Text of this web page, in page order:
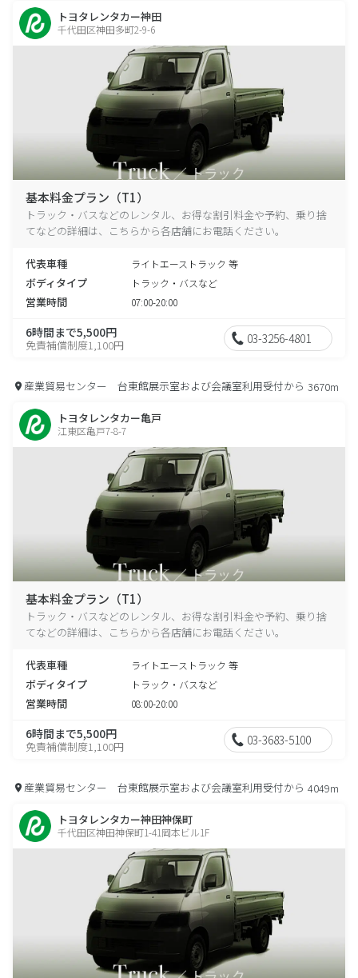
トヨタレンタカー神田
千代田区神田多町2-9-6
基本料金プラン（T1）
トラック・バスなどのレンタル、お得な割引料金や予約、乗り捨
てなどの詳細は、こちらから各店舗にお電話ください。
代表車種 ライトエーストラック 等
ボディタイプ トラック・バスなど
営業時間 07:00-20:00
6時間まで5,500円
免責補償制度1,100円 03-3256-4801
産業貿易センター 台東館展示室および会議室利用受付から 3670m
トヨタレンタカー亀戸
江東区亀戸7-8-7
基本料金プラン（T1）
トラック・バスなどのレンタル、お得な割引料金や予約、乗り捨
てなどの詳細は、こちらから各店舗にお電話ください。
代表車種 ライトエーストラック 等
ボディタイプ トラック・バスなど
営業時間 08:00-20:00
6時間まで5,500円
免責補償制度1,100円 03-3683-5100
産業貿易センター 台東館展示室および会議室利用受付から 4049m
トヨタレンタカー神田神保町
千代田区神田神保町1-41岡本ビル1F